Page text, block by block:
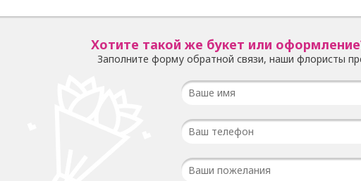
Хотите такой же букет или
Заполните форму обратной связи, наши флористы